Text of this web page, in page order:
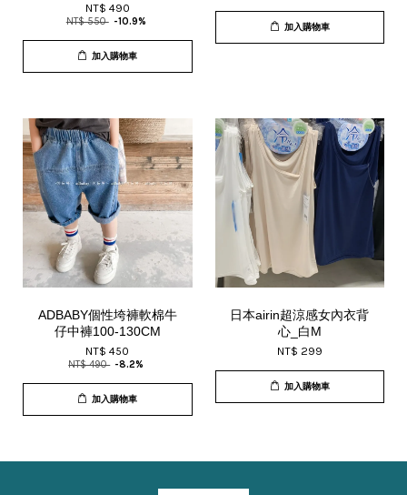
NT$ 490
NT$ 550 -10.9%
加入購物車
加入購物車
ADBABY個性垮褲軟棉牛
仔中褲100-130CM
NT$ 450
NT$ 490 -8.2%
加入購物車
日本airin超涼感女內衣背
心_白M
NT$ 299
加入購物車